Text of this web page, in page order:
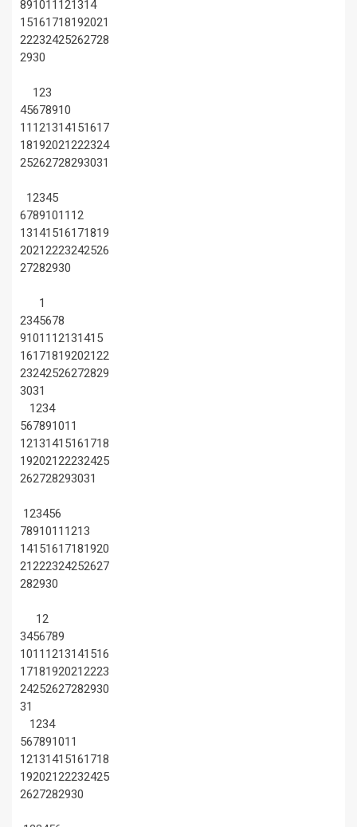
891011 121314
15161718192021
22232425262728
2930
123
45678910
11 121314151617
18192021222324
25262728293031
12345
67891011 12
13141516171819
20212223242526
27282930
1
2345678
91011 12131415
16171819202122
23242526272829
3031
1234
567891011
12131415161718
19202122232425
262728293031
123456
7891011 1213
14151617181920
21222324252627
282930
12
3456789
1011 1213141516
17181920212223
24252627282930
31
1234
567891011
12131415161718
19202122232425
2627282930